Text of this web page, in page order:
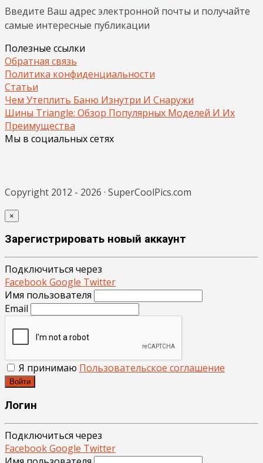
Введите Ваш адрес электронной почты и получайте
самые интересные публикации
Полезные ссылки
Обратная связь
Политика конфиденциальности
Статьи
Чем Утеплить Баню Изнутри И Снаружи
Шины Triangle: Обзор Популярных Моделей И Их
Преимущества
Мы в социальных сетях
Copyright 2012 - 2026 · SuperCoolPics.com
×
Зарегистрировать новый аккаунт
Подключиться через
FacebookGoogle Twitter
Имя пользователя
Email
Я принимаю Пользовательское соглашение
Войти
Логин
Подключиться через
FacebookGoogle Twitter